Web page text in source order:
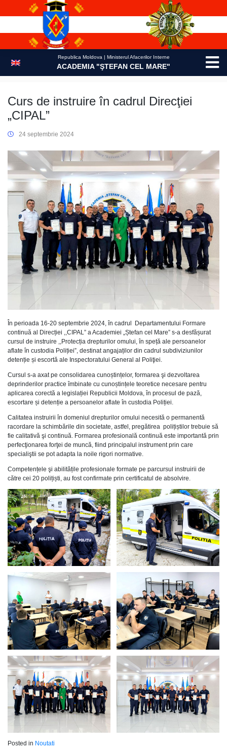
Republica Moldova | Ministerul Afacerilor Interne
ACADEMIA "ŞTEFAN CEL MARE"
Curs de instruire în cadrul Direcţiei
„CIPAL”
24 septembrie 2024
În perioada 16-20 septembrie 2024, în cadrul Departamentului Formare
continuă al Direcției ,,CIPAL” a Academiei „Ștefan cel Mare” s-a desfășurat
cursul de instruire ,,Protecția drepturilor omului, în speță ale persoanelor
aflate în custodia Poliției”, destinat angajaților din cadrul subdiviziunilor
detenție și escortă ale Inspectoratului General al Poliţiei.
Cursul s-a axat pe consolidarea cunoștințelor, formarea şi dezvoltarea
deprinderilor practice îmbinate cu cunoștințele teoretice necesare pentru
aplicarea corectă a legislației Republicii Moldova, în procesul de pază,
escortare și detenție a persoanelor aflate în custodia Poliției.
Calitatea instruirii în domeniul drepturilor omului necesită o permanentă
racordare la schimbările din societate, astfel, pregătirea polițiștilor trebuie să
fie calitativă şi continuă. Formarea profesională continuă este importantă prin
perfecţionarea forţei de muncă, fiind principalul instrument prin care
specialiştii se pot adapta la noile rigori normative.
Competențele şi abilitățile profesionale formate pe parcursul instruirii de
către cei 20 polițiști, au fost confirmate prin certificatul de absolvire.
Posted in Noutati